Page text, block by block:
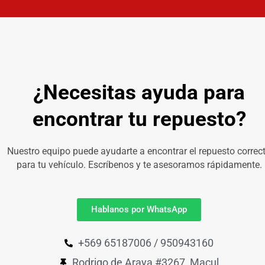
¿Necesitas ayuda para
encontrar tu repuesto?
Nuestro equipo puede ayudarte a encontrar el repuesto
para tu vehículo. Escríbenos y te asesoramos rápidamente.
Hablanos por WhatsApp
+569 65187006 / 950943160
Rodrigo de Araya #3267, Macul